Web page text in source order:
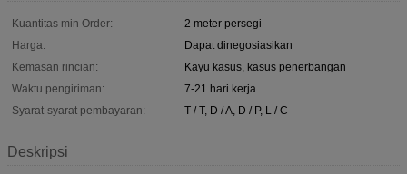
Kuantitas min Order:
2 meter persegi
Harga:
Dapat dinegosiasikan
Kemasan rincian:
Kayu kasus, kasus penerbangan
Waktu pengiriman:
7-21 hari kerja
Syarat-syarat pembayaran:
T / T, D / A, D / P, L / C
Deskripsi